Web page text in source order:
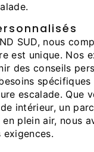
SUD, nous
est unique. Nos
des conseils
escalade. Que
intérieur, un
plein air, nous